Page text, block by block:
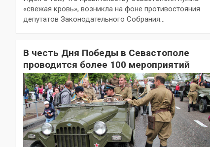
«свежая кровь», возникла на фоне противостояния
депутатов Законодательного Собрания…
В честь Дня Победы в Севастополе
проводится более 100 мероприятий